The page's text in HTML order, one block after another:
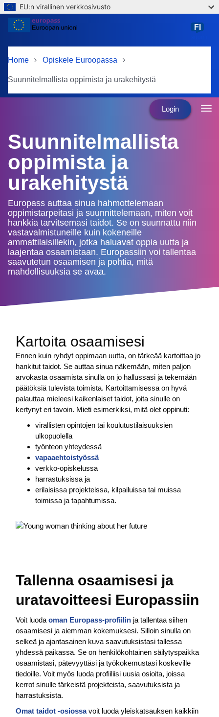
Skip to main content
EU:n virallinen verkkosivusto
Home Opiskele Euroopassa
Suunnitelmallista oppimista ja urakehitystä
FI
Login
Suunnitelmallista
oppimista ja
urakehitystä
Europass auttaa sinua hahmottelemaan
oppimistarpeitasi ja suunnittelemaan, miten voit
hankkia tarvitsemasi taidot. Se on suunnattu niin
vastavalmistuneille kuin kokeneille
ammattilaisillekin, jotka haluavat oppia uutta ja
laajentaa osaamistaan. Europassiin voi tallentaa
saavutetun osaamisen ja pohtia, mitä
mahdollisuuksia se avaa.
Kartoita osaamisesi
Ennen kuin ryhdyt oppimaan uutta, on tärkeää kartoittaa jo
hankitut taidot. Se auttaa sinua näkemään, miten paljon
arvokasta osaamista sinulla on jo hallussasi ja tekemään
päätöksiä tulevista toimista. Kartoittamisessa on hyvä
palauttaa mieleesi kaikenlaiset taidot, joita sinulle on
kertynyt eri tavoin. Mieti esimerkiksi, mitä olet oppinuti:
virallisten opintojen tai koulutustilaisuuksien
ulkopuolella
työnteon yhteydessä
vapaaehtoistyössä
verkko-opiskelussa
harrastuksissa ja
erilaisissa projekteissa, kilpailuissa tai muissa
toimissa ja tapahtumissa.
Tallenna osaamisesi ja
uratavoitteesi Europassiin
Voit luoda oman Europass-profiilin ja tallentaa siihen
osaamisesi ja aiemman kokemuksesi. Silloin sinulla on
selkeä ja ajantasainen kuva saavutuksistasi tallessa
yhdessä paikassa. Se on henkilökohtainen säilytyspaikka
osaamistasi, pätevyyttäsi ja työkokemustasi koskeville
tiedoille. Voit myös luoda profiiliisi uusia osioita, joissa
kerrot sinulle tärkeistä projekteista, saavutuksista ja
harrastuksista.
Omat taidot -osiossavoit luoda yleiskatsauksen kaikkiin